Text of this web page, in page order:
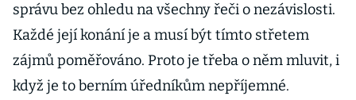
správu bez ohledu na všechny řeči o nezávislosti.
Každé její konání je a musí být tímto střetem
zájmů poměřováno. Proto je třeba o něm mluvit, i
když je to berním úředníkům nepříjemné.